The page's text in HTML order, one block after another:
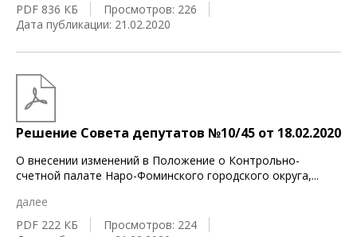
PDF 836 КБ
Просмотров: 226
Дата публикации: 21.02.2020
Решение Совета депутатов №10/45 от 18.02.2020
О внесении изменений в Положение о Контрольно-
счетной палате Наро-Фоминского городского округа,...
далее
PDF 222 КБ
Просмотров: 224